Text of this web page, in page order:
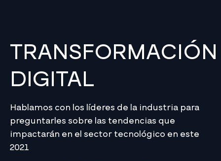
TRANSFORMACIÓN
DIGITAL
Hablamos con los líderes de la industria para
preguntarles sobre las tendencias que
impactarán en el sector tecnológico en este
2021